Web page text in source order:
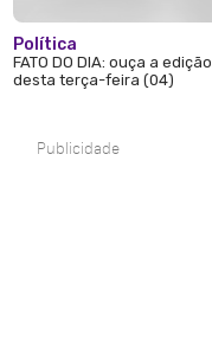
Política
FATO DO DIA: ouça a edição
desta terça-feira (04)
Publicidade